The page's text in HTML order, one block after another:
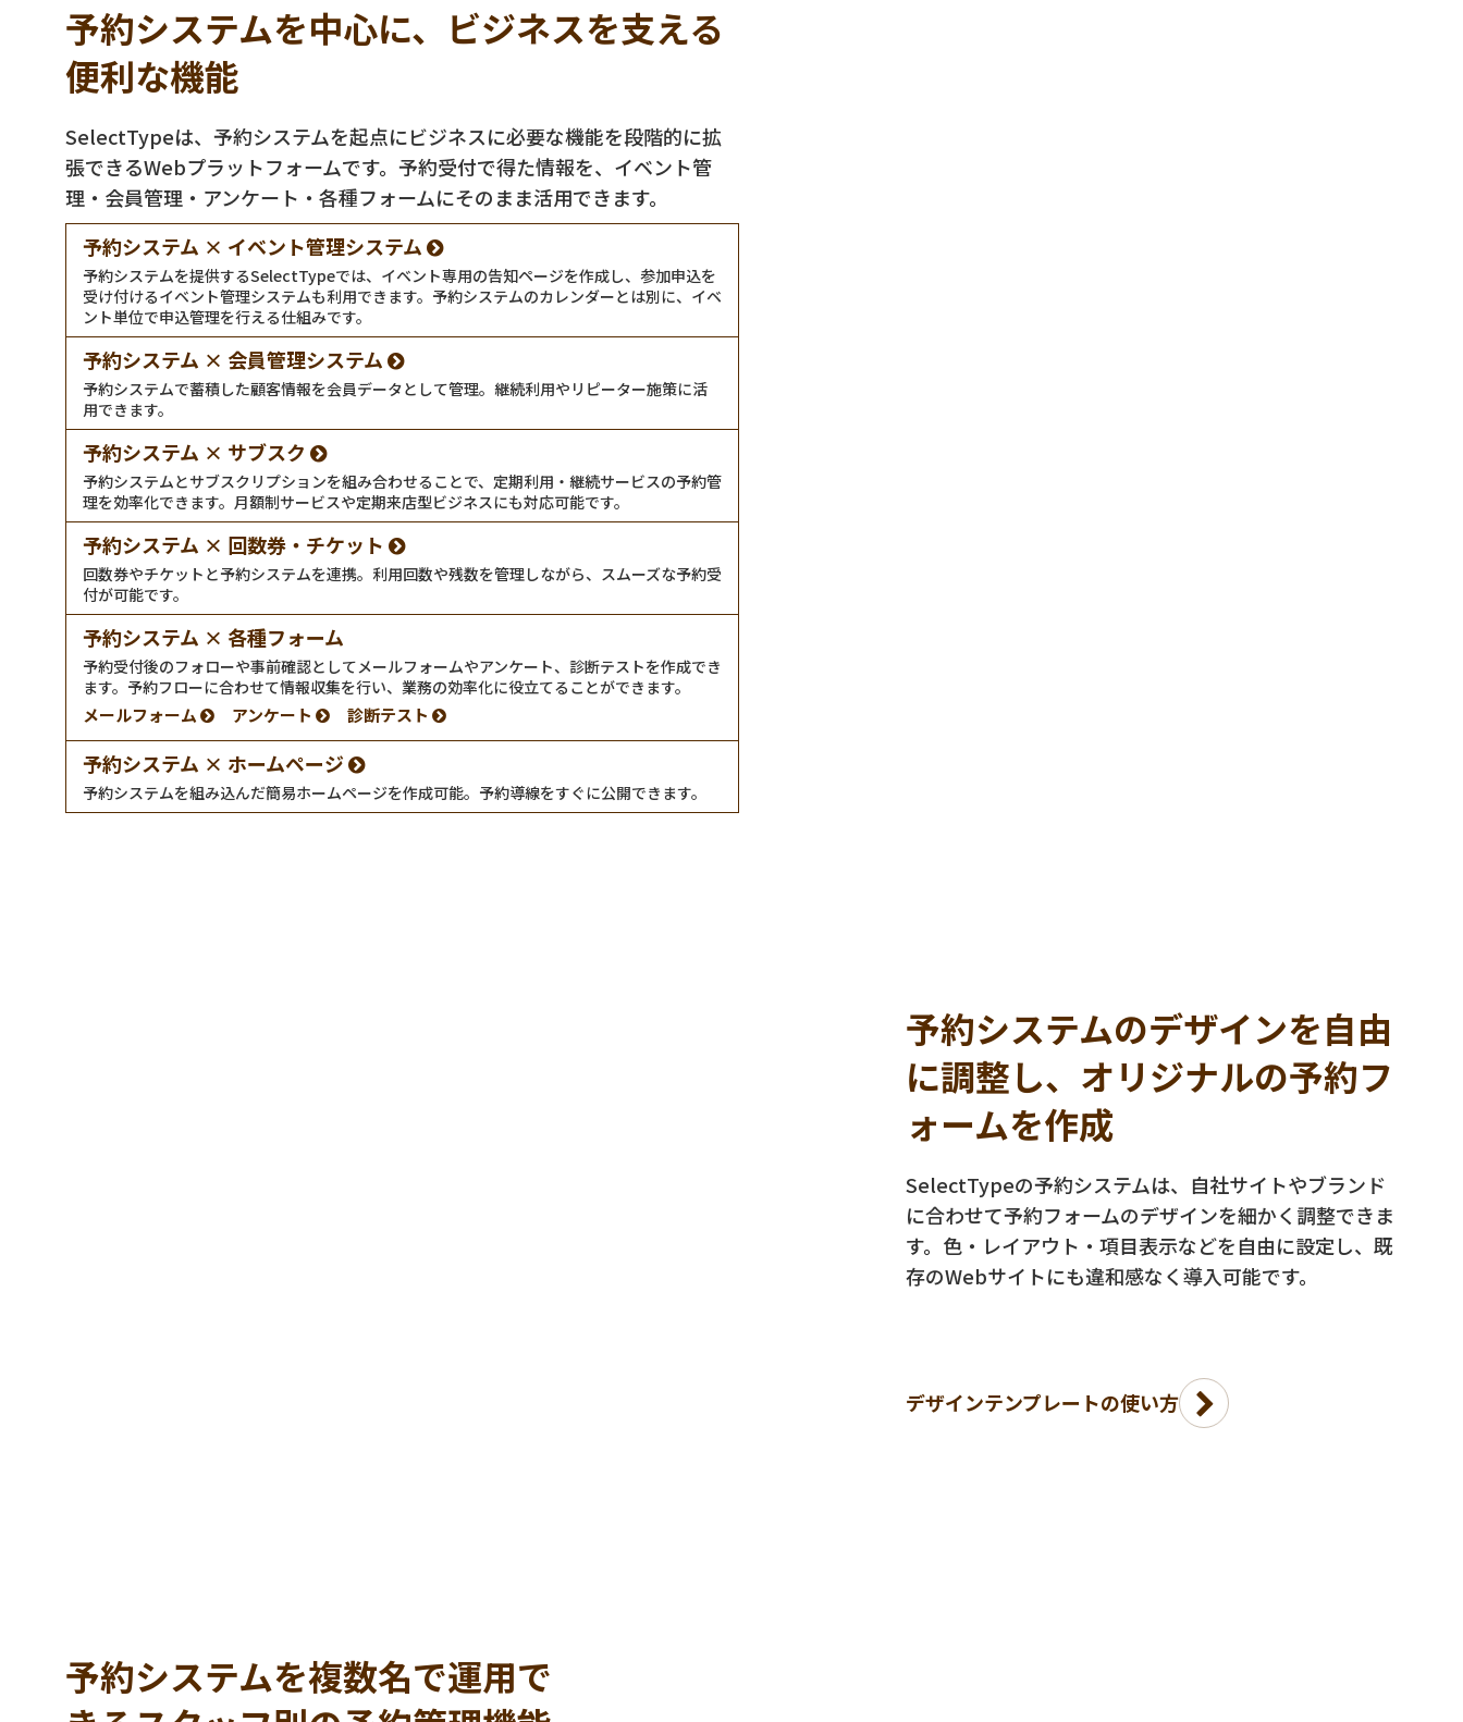
予約システムを中心に、ビジネスを支える
便利な機能
SelectTypeは、予約システムを起点にビジネスに必要な機能を段階的に拡
張できるWebプラットフォームです。予約受付で得た情報を、イベント管
理・会員管理・アンケート・各種フォームにそのまま活用できます。
予約システム × イベント管理システム
予約システムを提供するSelectTypeでは、イベント専用の告知ページを作成し、参加申込を
受け付けるイベント管理システムも利用できます。予約システムのカレンダーとは別に、イベ
ント単位で申込管理を行える仕組みです。
予約システム × 会員管理システム
予約システムで蓄積した顧客情報を会員データとして管理。継続利用やリピーター施策に活
用できます。
予約システム × サブスク
予約システムとサブスクリプションを組み合わせることで、定期利用・継続サービスの予約管
理を効率化できます。月額制サービスや定期来店型ビジネスにも対応可能です。
予約システム × 回数券・チケット
回数券やチケットと予約システムを連携。利用回数や残数を管理しながら、スムーズな予約受
付が可能です。
予約システム × 各種フォーム
予約受付後のフォローや事前確認としてメールフォームやアンケート、診断テストを作成でき
ます。予約フローに合わせて情報収集を行い、業務の効率化に役立てることができます。
メールフォーム アンケート 診断テスト
予約システム × ホームページ
予約システムを組み込んだ簡易ホームページを作成可能。予約導線をすぐに公開できます。
予約システムのデザインを自由
に調整し、オリジナルの予約フ
ォームを作成
SelectTypeの予約システムは、自社サイトやブランド
に合わせて予約フォームのデザインを細かく調整できま
す。色・レイアウト・項目表示などを自由に設定し、既
存のWebサイトにも違和感なく導入可能です。
デザインテンプレートの使い方
予約システムを複数名で運用で